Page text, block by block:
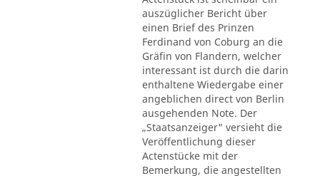
auszüglicher Bericht über
einen Brief des Prinzen
Ferdinand von Coburg an die
Gräfin von Flandern, welcher
interessant ist durch die darin
enthaltene Wiedergabe einer
angeblichen direct von Berlin
ausgehenden Note. Der
„Staatsanzeiger" versieht die
Veröffentlichung dieser
Actenstücke mit der
Bemerkung, die angestellten